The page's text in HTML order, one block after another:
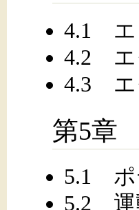
4.1 エ
4.2 エ
4.3 エ
第5章
5.1 ポ
5.2 運